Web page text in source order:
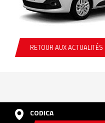
RETOUR AUX ACTUALITÉS
CODICA